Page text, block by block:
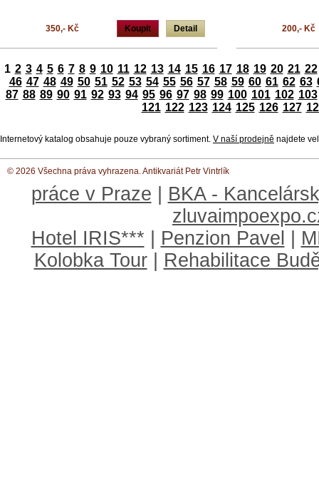
Koupit Detail
350,- Kč 200,- Kč
1 2 3 4 5 6 7 8 9 10 11 12 13 14 15 16 17 18 19 20 21 22
46 47 48 49 50 51 52 53 54 55 56 57 58 59 60 61 62 63
87 88 89 90 91 92 93 94 95 96 97 98 99 100 101 102 103
121 122 123 124 125 126 127
Internetový katalog obsahuje pouze vybraný sortiment. V naší prodejně najdete
© 2026 Všechna práva vyhrazena. Antikvariát Petr Vintrlík
práce v Praze
BKA -
Hotel IRIS***
Penzion Pavel
Kolobka Tour
Rehabilitace